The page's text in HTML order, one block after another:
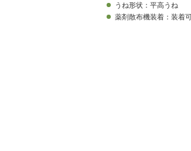
うね形状：平高うね
薬剤散布機装着：装着可